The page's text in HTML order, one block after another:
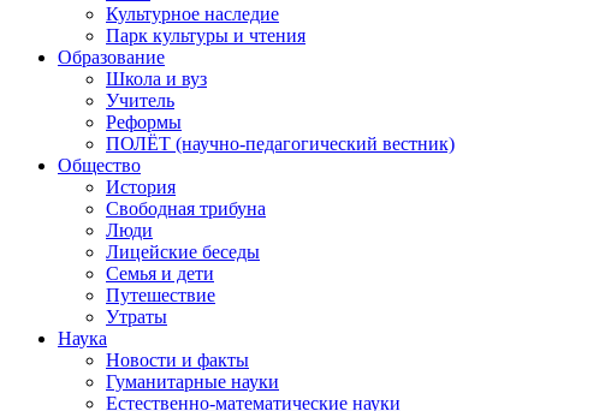
Культурное наследие
Парк культуры и чтения
Образование
Школа и вуз
Учитель
Реформы
ПОЛЁТ (научно-педагогический вестник)
Общество
История
Свободная трибуна
Люди
Лицейские беседы
Семья и дети
Путешествие
Утраты
Наука
Новости и факты
Гуманитарные науки
Естественно-математические науки